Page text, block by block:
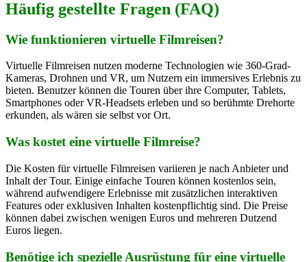
Häufig gestellte Fragen (FAQ)
Wie funktionieren virtuelle Filmreisen?
Virtuelle Filmreisen nutzen moderne Technologien wie 360-Grad-
Kameras, Drohnen und VR, um Nutzern ein immersives Erlebnis zu
bieten. Benutzer können die Touren über ihre Computer, Tablets,
Smartphones oder VR-Headsets erleben und so berühmte Drehorte
erkunden, als wären sie selbst vor Ort.
Was kostet eine virtuelle Filmreise?
Die Kosten für virtuelle Filmreisen variieren je nach Anbieter und
Inhalt der Tour. Einige einfache Touren können kostenlos sein,
während aufwendigere Erlebnisse mit zusätzlichen interaktiven
Features oder exklusiven Inhalten kostenpflichtig sind. Die Preise
können dabei zwischen wenigen Euros und mehreren Dutzend
Euros liegen.
Benötige ich spezielle Ausrüstung für eine virtuelle